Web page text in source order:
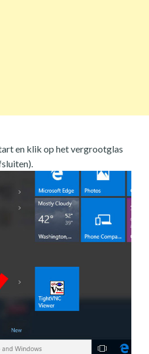
en klik op het vergrootglas